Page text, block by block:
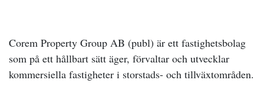
Corem Property Group AB (publ) är ett fastighetsbolag
som på ett hållbart sätt äger, förvaltar och utvecklar
kommersiella fastigheter i storstads- och tillväxtområden.